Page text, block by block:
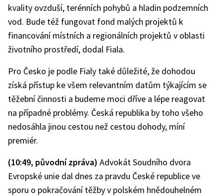
kvality ovzduší, terénních pohybů a hladin podzemních
vod. Bude též fungovat fond malých projektů k
financování místních a regionálních projektů v oblasti
životního prostředí, dodal Fiala.
Pro Česko je podle Fialy také důležité, že dohodou
získá přístup ke všem relevantním datům týkajícím se
těžební činnosti a budeme moci dříve a lépe reagovat
na případné problémy. Česká republika by toho všeho
nedosáhla jinou cestou než cestou dohody, míní
premiér.
(10:49, původní zpráva) Advokát Soudního dvora
Evropské unie dal dnes za pravdu České republice ve
sporu o pokračování těžby v polském hnědouhelném